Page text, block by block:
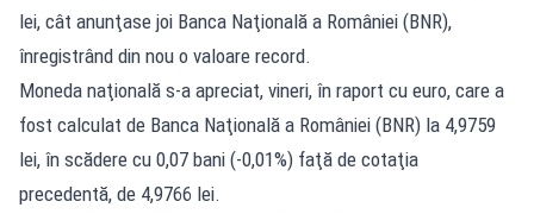
lei, cât anunţase joi Banca Naţională a României (BNR),
înregistrând din nou o valoare record.
Moneda naţională s-a apreciat, vineri, în raport cu euro, care a
fost calculat de Banca Naţională a României (BNR) la 4,9759
lei, în scădere cu 0,07 bani (-0,01%) faţă de cotaţia
precedentă, de 4,9766 lei.